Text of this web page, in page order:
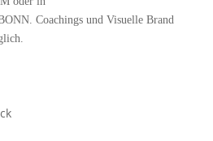
Coachings und Visuelle Brand